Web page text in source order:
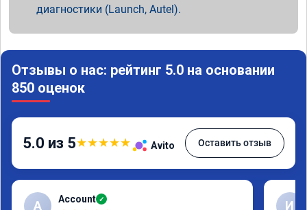
диагностики (Launch, Autel).
Отзывы о нас: рейтинг 5.0 на основании
850 оценок
5.0 из 5★★★★★ Avito Оставить отзыв
A Account ✓ И